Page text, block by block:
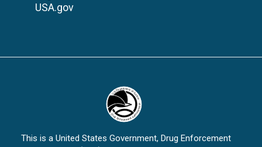
USA.gov
This is a United States Government, Drug Enforcement